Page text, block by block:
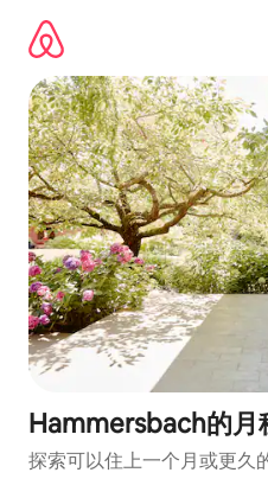
Hammersbach的月
探索可以住上一个月或更久